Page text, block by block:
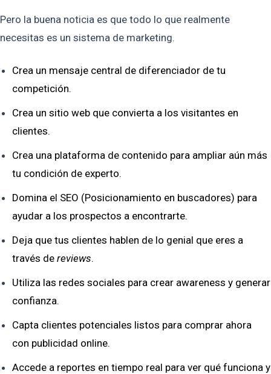
Pero la buena noticia es que todo lo que realmente
necesitas es un sistema de marketing.
Crea un mensaje central de diferenciador de tu
competición.
Crea un sitio web que convierta a los visitantes en
clientes.
Crea una plataforma de contenido para ampliar aún más
tu condición de experto.
Domina el SEO (Posicionamiento en buscadores) para
ayudar a los prospectos a encontrarte.
Deja que tus clientes hablen de lo genial que eres a
través dereviews.
Utiliza las redes sociales para crear awareness y generar
confianza.
Capta clientes potenciales listos para comprar ahora
con publicidad online.
Accede a reportes en tiempo real para ver qué funciona y